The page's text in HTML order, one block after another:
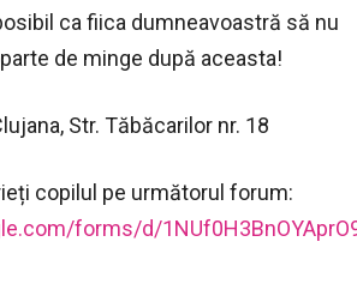
ca fiica dumneavoastră să nu
de minge după aceasta!
Str. Tăbăcarilor nr. 18
copilul pe următorul forum:
forms/d/